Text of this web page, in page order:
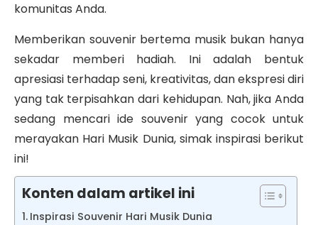
komunitas Anda.
Memberikan souvenir bertema musik bukan hanya
sekadar memberi hadiah. Ini adalah bentuk
apresiasi terhadap seni, kreativitas, dan ekspresi diri
yang tak terpisahkan dari kehidupan. Nah, jika Anda
sedang mencari ide souvenir yang cocok untuk
merayakan Hari Musik Dunia, simak inspirasi berikut
ini!
Konten dalam artikel ini
Inspirasi Souvenir Hari Musik Dunia